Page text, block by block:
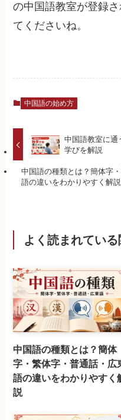
の中国語教室が登録
てくださいね。
中国語の始め方
中国語教室に通
学びを解説
中国語の種類とは？簡体字
語の違いをわかりやすく解説
よく読まれてい
中国語の種類とは？簡体
字・繁体字・普通話・広
語の違いをわかりやすく
説